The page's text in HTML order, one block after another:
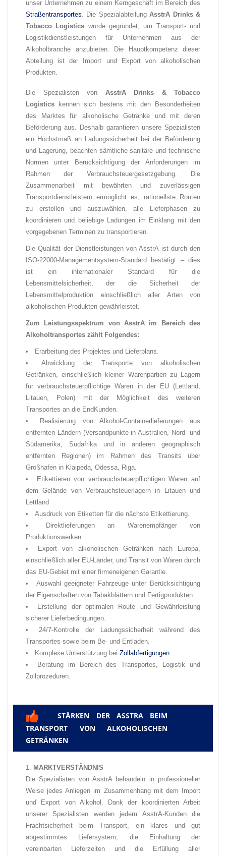
unser Unternehmen zu einem Kerngeschäft im Bereich des
Straßentransportes . Die SpezialabteilungAsstrA Drinks &
Tobacco Logistics wurde gegründet, um Transport- und
Logistikdienstleistungen für Unternehmen aus der
Alkoholbranche anzubieten. Die Hauptkompetenz dieser
Abteilung ist der Import und Export von alkoholischen
Produkten.
Die Spezialisten von AsstrA Drinks & Tobacco
Logistics kennen sich bestens mit den Besonderheiten
des Marktes für alkoholische Getränke und mit deren
Beförderung aus. Deshalb garantieren unsere Spezialisten
ein Höchstmaß an Ladungssicherheit bei der Beförderung
und Lagerung, beachten sämtliche sanitäre und technische
Normen unter Berücksichtigung der Anforderungen im
Rahmen der Verbrauchsteuergesetzgebung. Die
Zusammenarbeit mit bewährten und zuverlässigen
Transportdienstleistern ermöglicht es, rationellste Routen
zu erstellen und auszuwählen, alle Lieferphasen zu
koordinieren und beliebige Ladungen im Einklang mit den
vorgegebenen Terminen zu transportieren.
Die Qualität der Dienstleistungen von AsstrA ist durch den
ISO-22000-Managementsystem-Standard bestätigt – dies
ist ein internationaler Standard für die
Lebensmittelsicherheit, der die Sicherheit der
Lebensmittelproduktion einschließlich aller Arten von
alkoholischen Produkten gewährleistet.
Zum Leistungsspektrum von AsstrA im Bereich des
Alkoholtransportes zählt Folgendes:
Erarbeitung des Projektes und Lieferplans.
Abwicklung der Transporte von alkoholischen
Getränken, einschließlich kleiner Warenpartien zu Lagern
für verbrauchsteuerpflichtige Waren in der EU (Lettland,
Litauen, Polen) mit der Möglichkeit des weiteren
Transportes an die EndKunden.
Realisierung von Alkohol-Containerlieferungen aus
entfernten Ländern (Versandpunkte in Australien, Nord- und
Südamerika, Südafrika und in anderen geographisch
entfernten Regionen) im Rahmen des Transits über
Großhafen in Klaipėda, Odessa, Riga.
Etikettieren von verbrauchsteuerpflichtigen Waren auf
dem Gelände von Verbrauchsteuerlagern in Litauen und
Lettland
Ausdruck von Etiketten für die nächste Etikettierung.
Direktlieferungen an Warenempfänger von
Produktionswerken.
Export von alkoholischen Getränken nach Europa,
einschließlich aller EU-Länder, und Transit von Waren durch
das EU-Gebiet mit einer firmeneigenen Garantie.
Auswahl geeigneter Fahrzeuge unter Berücksichtigung
der Eigenschaften von Tabakblättern und Fertigprodukten.
Erstellung der optimalen Route und Gewährleistung
sicherer Lieferbedingungen.
24/7-Kontrolle der Ladungssicherheit während des
Transportes sowie beim Be- und Entladen.
Komplexe Unterstützung bei Zollabfertigungen
Beratung im Bereich des Transportes, Logistik und
Zollprozeduren.
✅
STÄRKEN DER ASSTRA BEIM
TRANSPORT VON ALKOHOLISCHEN
GETRÄNKEN
MARKTVERSTÄNDNIS
Die Spezialisten von AsstrA behandeln in professioneller
Weise jedes Anliegen im Zusammenhang mit dem Import
und Export von Alkohol. Dank der koordinierten Arbeit
unserer Spezialisten werden jedem AsstrA-Kunden die
Frachtsicherheit beim Transport, ein klares und gut
abgestimmtes Liefersystem, die Einhaltung der
vereinbarten Lieferzeiten und die Erfüllung aller